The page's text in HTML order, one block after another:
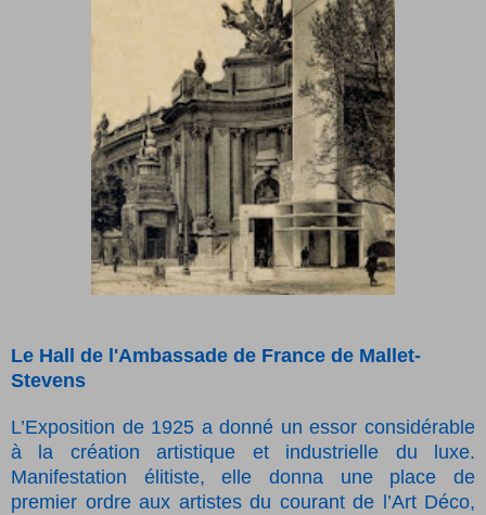
Le Hall de l'Ambassade de France de Mallet-
Stevens
L’Exposition de 1925 a donné un essor considérable
à la création artistique et industrielle du luxe.
Manifestation élitiste, elle donna une place de
premier ordre aux artistes du courant de l’Art Déco,